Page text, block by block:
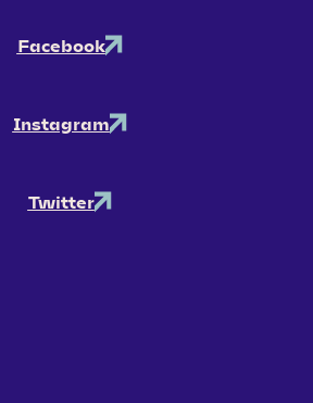
Facebook
Instagram
Twitter